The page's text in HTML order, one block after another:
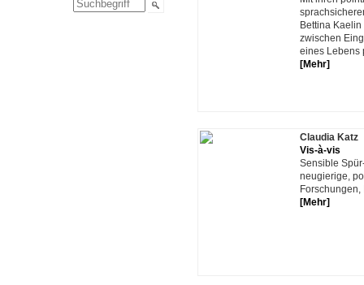
Bettina
zwischen
eines Lebens
[Mehr]
Claudia Katz
Vis-à-vis
Sensible
neugierige,
Forschungen,
[Mehr]